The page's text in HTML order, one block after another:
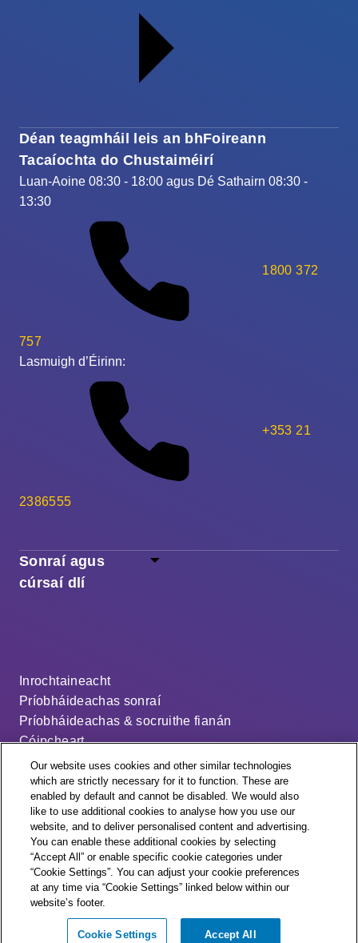
Sonraí agus
cúrsaí dlí
Inrochtaineacht
Príobháideachas sonraí
Príobháideachas & socruithe fianán
Cóipcheart
Séanadh
Ráiteas ar an sclábhaíocht nua-aimseartha
An cód dáileacháin
Socruithe fianán
Déan teagmháil leis an bhFoireann
Tacaíochta do Chustaiméirí
Luan-Aoine 08:30 - 18:00 agus Dé Sathairn 08:30 -
13:30
1800 372
757
Lasmuigh d’Éirinn:
+353 21
2386555
© + ® ESB Networks 2026. All rights reserved.
Our website uses cookies and other similar technologies
which are strictly necessary for it to function. These are
enabled by default and cannot be disabled. We would also
like to use additional cookies to analyse how you use our
website, and to deliver personalised content and advertising.
You can enable these additional cookies by selecting
“Accept All” or enable specific cookie categories under
“Cookie Settings”. You can adjust your cookie preferences
at any time via “Cookie Settings” linked below within our
website’s footer.
Cookie Settings Accept All